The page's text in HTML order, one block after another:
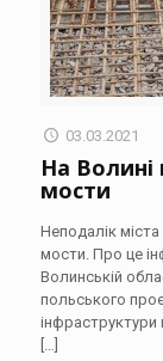
03.03.2021
На Волині
мости
Неподалік
мости. Про це
Волинській
польського
[…]